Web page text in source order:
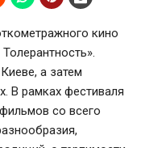
кино
а затем
В рамках фестиваля
со всего